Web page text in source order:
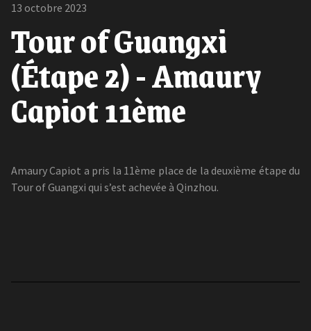
13 octobre 2023
Tour of Guangxi
(Étape 2) - Amaury
Capiot 11ème
Amaury Capiot a pris la 11ème place de la deuxième étape du
Tour of Guangxi qui s’est achevée à Qinzhou.